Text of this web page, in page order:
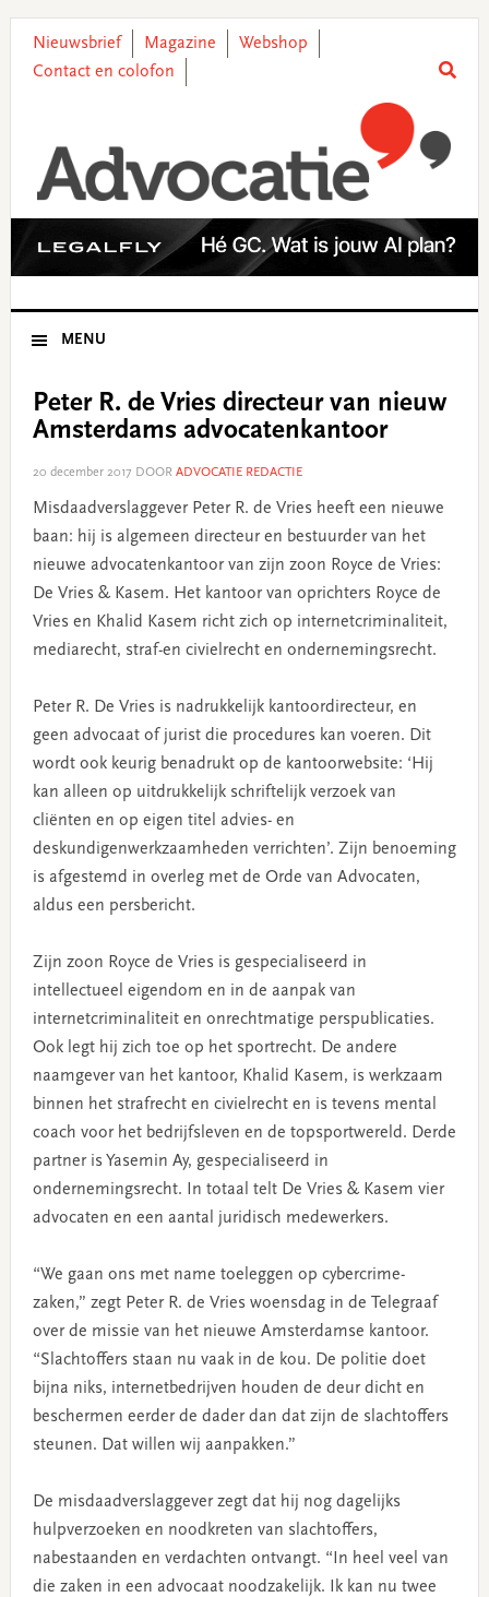
primary
main
primary
footer
Nieuwsbrief Magazine
Webshop
Contact en colofon
MENU
Peter R. de Vries directeur van nieuw
Amsterdams advocatenkantoor
20 december 2017 DOOR ADVOCATIE REDACTIE
Misdaadverslaggever Peter R. de Vries heeft een nieuwe
baan: hij is algemeen directeur en bestuurder van het
nieuwe advocatenkantoor van zijn zoon Royce de Vries:
De Vries & Kasem. Het kantoor van oprichters Royce de
Vries en Khalid Kasem richt zich op internetcriminaliteit,
mediarecht, straf-en civielrecht en ondernemingsrecht.
Peter R. De Vries is nadrukkelijk kantoordirecteur, en
geen advocaat of jurist die procedures kan voeren. Dit
wordt ook keurig benadrukt op de kantoorwebsite: ‘Hij
kan alleen op uitdrukkelijk schriftelijk verzoek van
cliënten en op eigen titel advies- en
deskundigenwerkzaamheden verrichten’. Zijn benoeming
is afgestemd in overleg met de Orde van Advocaten,
aldus een persbericht.
Zijn zoon Royce de Vries is gespecialiseerd in
intellectueel eigendom en in de aanpak van
internetcriminaliteit en onrechtmatige perspublicaties.
Ook legt hij zich toe op het sportrecht. De andere
naamgever van het kantoor, Khalid Kasem, is werkzaam
binnen het strafrecht en civielrecht en is tevens mental
coach voor het bedrijfsleven en de topsportwereld. Derde
partner is Yasemin Ay, gespecialiseerd in
ondernemingsrecht. In totaal telt De Vries & Kasem vier
advocaten en een aantal juridisch medewerkers.
“We gaan ons met name toeleggen op cybercrime-
zaken,” zegt Peter R. de Vries woensdag in de Telegraaf
over de missie van het nieuwe Amsterdamse kantoor.
“Slachtoffers staan nu vaak in de kou. De politie doet
bijna niks, internetbedrijven houden de deur dicht en
beschermen eerder de dader dan dat zijn de slachtoffers
steunen. Dat willen wij aanpakken.”
De misdaadverslaggever zegt dat hij nog dagelijks
hulpverzoeken en noodkreten van slachtoffers,
nabestaanden en verdachten ontvangt. “In heel veel van
die zaken in een advocaat noodzakelijk. Ik kan nu twee